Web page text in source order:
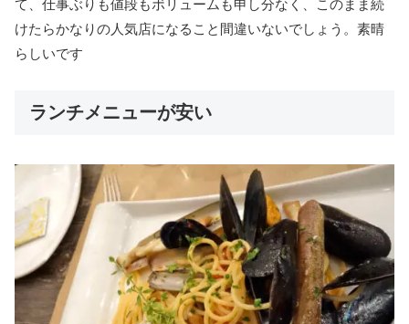
て、仕事ぶりも値段もボリュームも申し分なく、このまま続
けたらかなりの人気店になること間違いないでしょう。素晴
らしいです
ランチメニューが安い